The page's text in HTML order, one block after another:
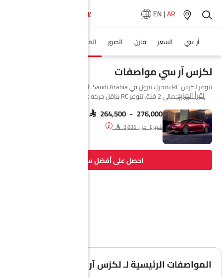
EN|AR
آر سي السعر قارن الصور المواصفات
لكزس آر سي مواصفات
تتوفر لكزس RC بمحرك بترول في Saudi Arabia. السيارة الجديدة كوبيه من
لكزس تأتي بإجمالي 2 فئة. تتوفر RC بناقل حركة Automatic.
اقرأ المزيد
SAR 264,500 - 276,000
شهريًا من SAR 3,835
احصل على أفضل سعر
المواصفات الرئيسية لـ لكزس آر سي 2026